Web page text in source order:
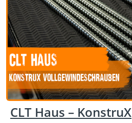
CLT Haus – KonstruX